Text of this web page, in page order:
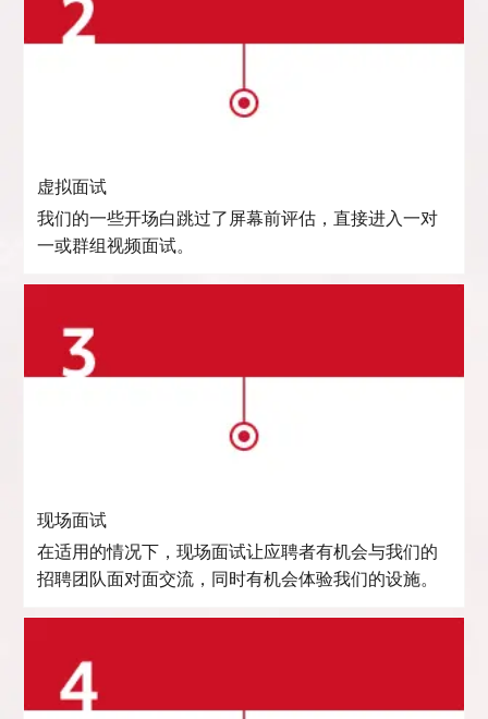
虚拟面试
我们的一些开场白跳过了屏幕前评估，直接进入一对
一或群组视频面试。
现场面试
在适用的情况下，现场面试让应聘者有机会与我们的
招聘团队面对面交流，同时有机会体验我们的设施。